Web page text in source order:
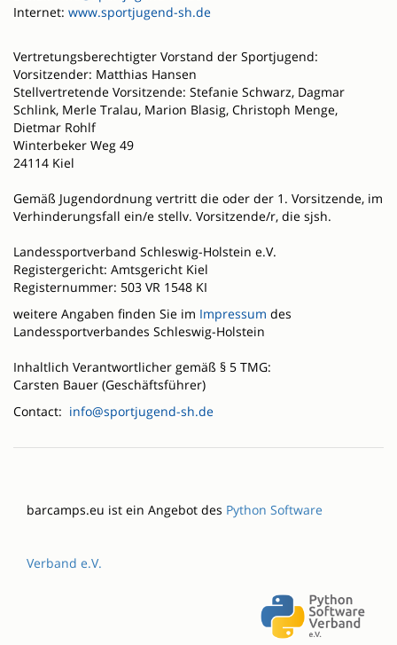
Internet: www.sportjugend-sh.de
Vertretungsberechtigter Vorstand der Sportjugend:
Vorsitzender: Matthias Hansen
Stellvertretende Vorsitzende: Stefanie Schwarz, Dagmar
Schlink, Merle Tralau, Marion Blasig, Christoph Menge,
Dietmar Rohlf
Winterbeker Weg 49
24114 Kiel
Gemäß Jugendordnung vertritt die oder der 1. Vorsitzende, im
Verhinderungsfall ein/e stellv. Vorsitzende/r, die sjsh.
Landessportverband Schleswig-Holstein e.V.
Registergericht: Amtsgericht Kiel
Registernummer: 503 VR 1548 KI
weitere Angaben finden Sie im Impressum des
Landessportverbandes Schleswig-Holstein
Inhaltlich Verantwortlicher gemäß § 5 TMG:
Carsten Bauer (Geschäftsführer)
Contact: info@sportjugend-sh.de
barcamps.eu ist ein Angebot des Python Software
Verband e.V.